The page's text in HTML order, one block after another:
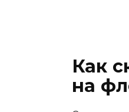
Как
на